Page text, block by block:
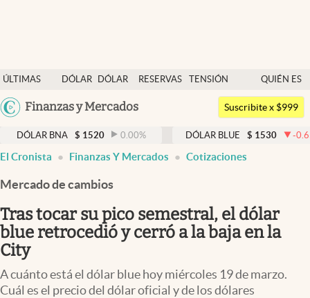
ÚLTIMAS
NOTICIAS
DÓLAR
DÓLAR
RESERVAS
TENSIÓN
GEOPOLÍTICA
QUIÉN ES
QUIÉN
Argentina
Uruguay
Finanzas y Mercados
Dólar
Members
Economía y Política
Finanzas y Mercados
Mercados Online
Negocios
Columnistas
Apertura
Suscribite x $999
BNA $ 1520 0.00% DÓLAR BLUE $ 1530 -0.65%
El Cronista Finanzas Y Mercados Cotizaciones
Mercado de cambios
Tras tocar su pico semestral, el dólar
blue retrocedió y cerró a la baja en la
City
A cuánto está el dólar blue hoy miércoles 19 de marzo.
Cuál es el precio del dólar oficial y de los dólares